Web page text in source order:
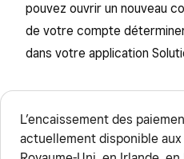
pouvez ouvrir un nouveau
de votre compte
dans votre application
L’encaissement des
actuellement disponible aux